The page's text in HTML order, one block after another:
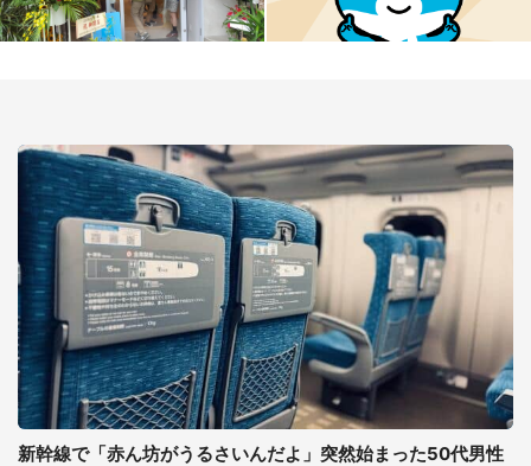
新幹線で「赤ん坊がうるさいんだよ」突然始まった50代男性